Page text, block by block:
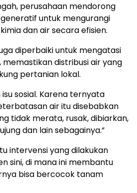
perusahaan mendorong
untuk mengurangi
dan air secara efisien.
diperbaiki untuk mengatasi
distribusi air yang
pertanian lokal.
sosial. Karena ternyata
air itu disebabkan
tidak merata, rusak, dibiarkan,
dan lain sebagainya.”
intervensi yang dilakukan
sini, di mana ini membantu
bisa bercocok tanam